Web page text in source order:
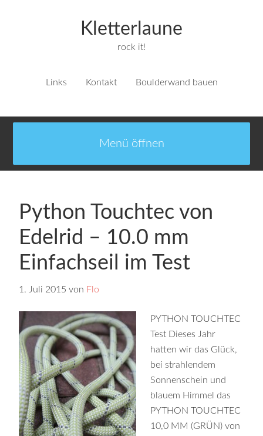
Kletterlaune
rock it!
Links Kontakt Boulderwand bauen
Python Touchtec von
Edelrid – 10.0 mm
Einfachseil im Test
1. Juli 2015 von Flo
PYTHON TOUCHTEC
Test Dieses Jahr
hatten wir das Glück,
bei strahlendem
Sonnenschein und
blauem Himmel das
PYTHON TOUCHTEC
10,0 MM (GRÜN) von